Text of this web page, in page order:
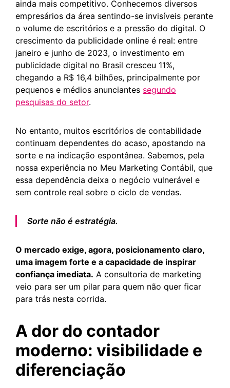
ainda mais competitivo. Conhecemos diversos
empresários da área sentindo-se invisíveis perante
o volume de escritórios e a pressão do digital. O
crescimento da publicidade online é real: entre
janeiro e junho de 2023, o investimento em
publicidade digital no Brasil cresceu 11%,
chegando a R$ 16,4 bilhões, principalmente por
pequenos e médios anunciantes segundo
pesquisas do setor.
No entanto, muitos escritórios de contabilidade
continuam dependentes do acaso, apostando na
sorte e na indicação espontânea. Sabemos, pela
nossa experiência no Meu Marketing Contábil, que
essa dependência deixa o negócio vulnerável e
sem controle real sobre o ciclo de vendas.
Sorte não é estratégia.
O mercado exige, agora, posicionamento claro,
uma imagem forte e a capacidade de inspirar
confiança imediata. A consultoria de marketing
veio para ser um pilar para quem não quer ficar
para trás nesta corrida.
A dor do contador
moderno: visibilidade e
diferenciação